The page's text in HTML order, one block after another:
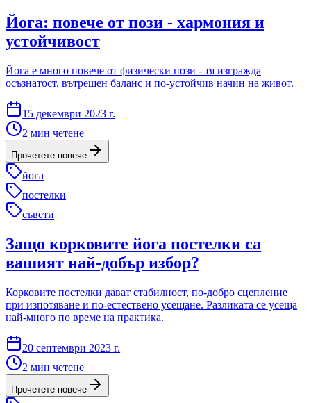
Йога: повече от пози - хармония и
устойчивост
Йога е много повече от физически пози - тя изгражда
осъзнатост, вътрешен баланс и по-устойчив начин на живот.
15 декември 2023 г.
2 мин четене
Прочетете повече
йога
постелки
съвети
Защо корковите йога постелки са
вашият най-добър избор?
Корковите постелки дават стабилност, по-добро сцепление
при изпотяване и по-естествено усещане. Разликата се усеща
най-много по време на практика.
20 септември 2023 г.
2 мин четене
Прочетете повече